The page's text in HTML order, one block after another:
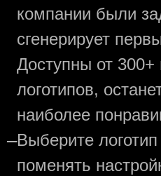
компании были
сгенерирует
Доступны от 300+
логотипов,
наиболее
—Выберите
поменять